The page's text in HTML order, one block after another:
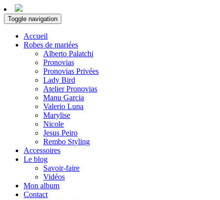
Toggle navigation
Accueil
Robes de mariées
Alberto Palatchi
Pronovias
Pronovias Privées
Lady Bird
Atelier Pronovias
Manu Garcia
Valerio Luna
Marylise
Nicole
Jesus Peiro
Rembo Styling
Accessoires
Le blog
Savoir-faire
Vidéos
Mon album
Contact